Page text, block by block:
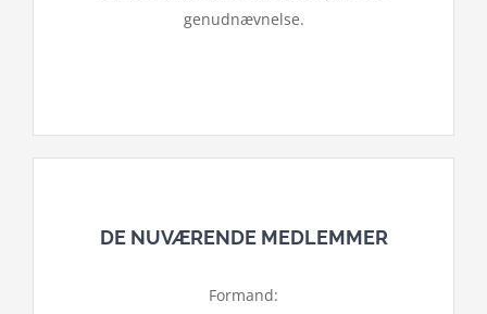
genudnævnelse.
DE NUVÆRENDE MEDLEMMER
Formand: